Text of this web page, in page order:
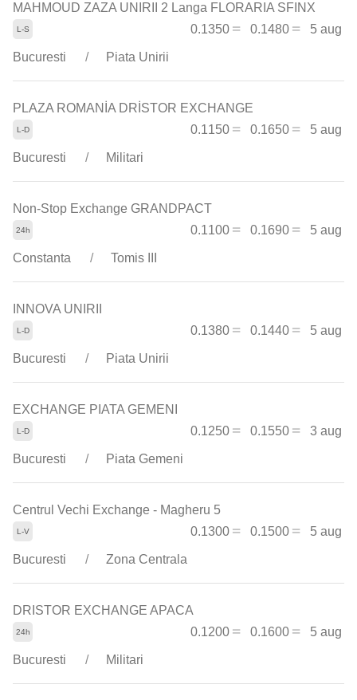
MAHMOUD ZAZA UNIRII 2 Langa FLORARIA SFINX
Bucuresti Piata Unirii
0.1350 0.1480 5 aug
PLAZA ROMANİA DRİSTOR EXCHANGE
Bucuresti Militari
0.1150 0.1650 5 aug
Non-Stop Exchange GRANDPACT
Constanta Tomis III
0.1100 0.1690 5 aug
INNOVA UNIRII
Bucuresti Piata Unirii
0.1380 0.1440 5 aug
EXCHANGE PIATA GEMENI
Bucuresti Piata Gemeni
0.1250 0.1550 3 aug
Centrul Vechi Exchange - Magheru 5
Bucuresti Zona Centrala
0.1300 0.1500 5 aug
DRISTOR EXCHANGE APACA
Bucuresti Militari
0.1200 0.1600 5 aug